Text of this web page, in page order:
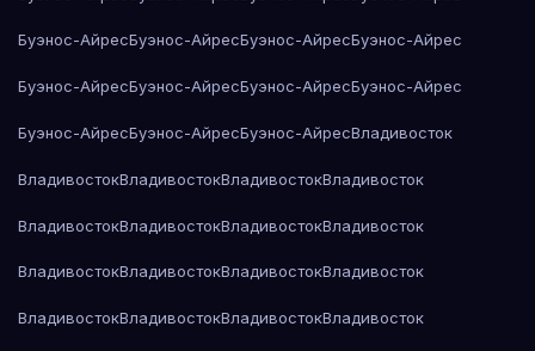
Буэнос-АйресБуэнос-АйресБуэнос-АйресБуэнос-Айрес
Буэнос-АйресБуэнос-АйресБуэнос-АйресБуэнос-Айрес
Буэнос-АйресБуэнос-АйресБуэнос-АйресВладивосток
ВладивостокВладивостокВладивостокВладивосток
ВладивостокВладивостокВладивостокВладивосток
ВладивостокВладивостокВладивостокВладивосток
ВладивостокВладивостокВладивостокВладивосток